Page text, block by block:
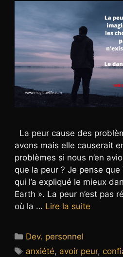
La peur cause des
avons mais elle causerait
problèmes si nous n’en
que la peur ? Je pense
qui l’a expliqué le mieux
Earth ». La peur n’est pas
où la … Lire la suite
Catégories
Dev. personnel
Étiquettes
anxiété, avoir peur,